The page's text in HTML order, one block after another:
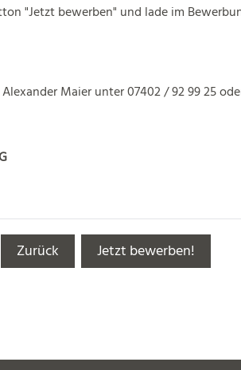
"Jetzt bewerben" und lade im
Maier unter 07402 / 92 99 25
Zurück Jetzt bewerben!